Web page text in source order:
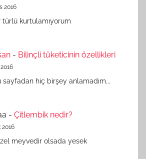
2016
türlü kurtulamıyorum
- Bilinçli tüketicinin özellikleri
sayfadan hiç birşey anlamadım...
- Çitlembik nedir?
2016
meyvedir olsada yesek